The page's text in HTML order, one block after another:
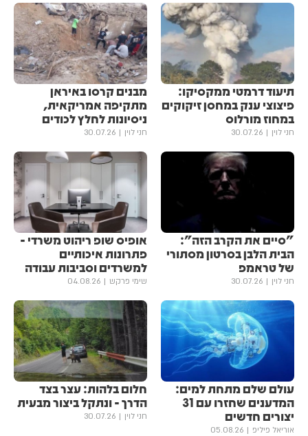
תיעוד דרמטי ממקסיקו:
פיצוצי ענק במחסן זיקוקים
במחוז מורלוס
חני לוין 30.07.26
מבנים קרסו באיראן
מתקיפה אמריקאית,
ניסיונות לחלץ לכודים
חני לוין 30.07.26
"סיים את הקרב הזה":
הבית הלבן בסרטון מסתורי
של טראמפ
חני לוין 30.07.26
אופיס שופ ריהוט משרדי -
פתרונות איכותיים
למשרדים וסביבות עבודה
שימי פרקש 04.08.26
עולם שלם מתחת למים:
המדענים שחזרו עם 31
יצורים חדשים
אוריאל פיליפ 05.08.26
חלום בלהות: עצר בצד
הדרך - ונתקל ביצור מבעית
חני לוין 30.07.26